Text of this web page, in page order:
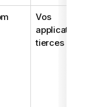
Vos
applications
tierces :